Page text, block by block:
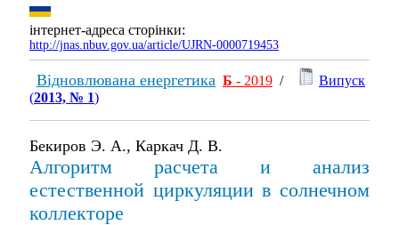
інтернет-адреса сторінки:
http://jnas.nbuv.gov.ua/article/UJRN-0000719453
Відновлювана енергетика Б - 2019 /
Випуск
(2013, № 1)
Бекиров Э. А., Каркач Д. В.
Алгоритм расчета и анализ
естественной циркуляции в солнечном
коллекторе